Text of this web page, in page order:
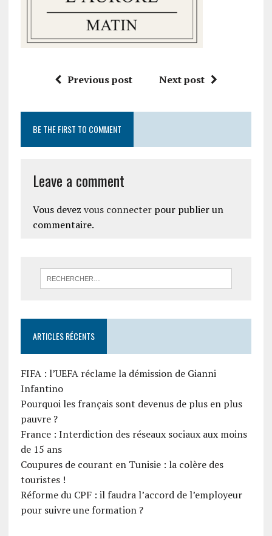
Previous post Next post
BE THE FIRST TO COMMENT
Leave a comment
Vous devez vous connecterpour publier un
commentaire.
ARTICLES RÉCENTS
FIFA : l’UEFA réclame la démission de Gianni
Infantino
Pourquoi les français sont devenus de plus en plus
pauvre ?
France : Interdiction des réseaux sociaux aux moins
de 15 ans
Coupures de courant en Tunisie : la colère des
touristes !
Réforme du CPF : il faudra l’accord de l’employeur
pour suivre une formation ?